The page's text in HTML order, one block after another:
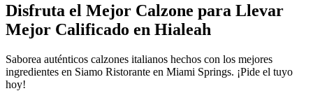
Disfruta el Mejor Calzone para Llevar
Mejor Calificado en Hialeah
Saborea auténticos calzones italianos hechos con los mejores
ingredientes en Siamo Ristorante en Miami Springs. ¡Pide el tuyo
hoy!